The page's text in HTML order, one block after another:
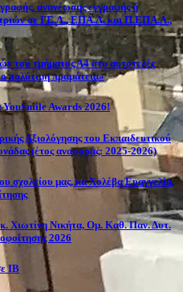
ανανέωσης εγγραφής ή
τριών σε ΓΕ.Λ., ΕΠΑ.Λ. και Π.ΕΠΑ.Λ.,
του τμήματος Α4 στο αυτοτελές
πολύτιμη πραμάτεια»
Awards 2026!
Αξιολόγησης του Εκπαιδευτικού
(έτος αναφοράς: 2025-2026)
σχολείου μας, κα Χολέβα Ευαγγελία,
Χιωτίνη Νικήτα, Ομ. Καθ. Παν. Δυτ.
2026
ΙΒ